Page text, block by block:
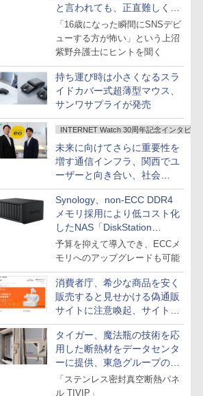
と言われても、正直難しくな
いですか？
「16歳になった瞬間にSNSデビ
ューする方が怖い」という上沼
紫野弁護士にヒントを聞く
持ち運び時は小さくなるスラ
イドカバー式超薄型マウス、
サンワサプライが発売
INTERNET Watch 30周年記念インタビュー
未来に向けてさらに重要性を
増す通信インフラ、関西でユ
ーザーと向き合い、社会
の“あたらしい”を起動し続け
る～オプテージ
Synology、non-ECC DDR4
メモリ採用により低コスト化
したNAS「DiskStation
neo+」シリーズ
予算を抑えて導入でき、ECCメ
モリへのアップグレードも可能
消費者庁、希少な商品を安く
販売すると見せかける偽通販
サイトに注意喚起、サイト名
とドメイン名を公表
タイガー、魔法瓶の技術を応
用した断熱材をデータセンタ
ーに提供、東急グループの実
証実験で
「ステンレス密封真空断熱パネ
ル TIVIP」